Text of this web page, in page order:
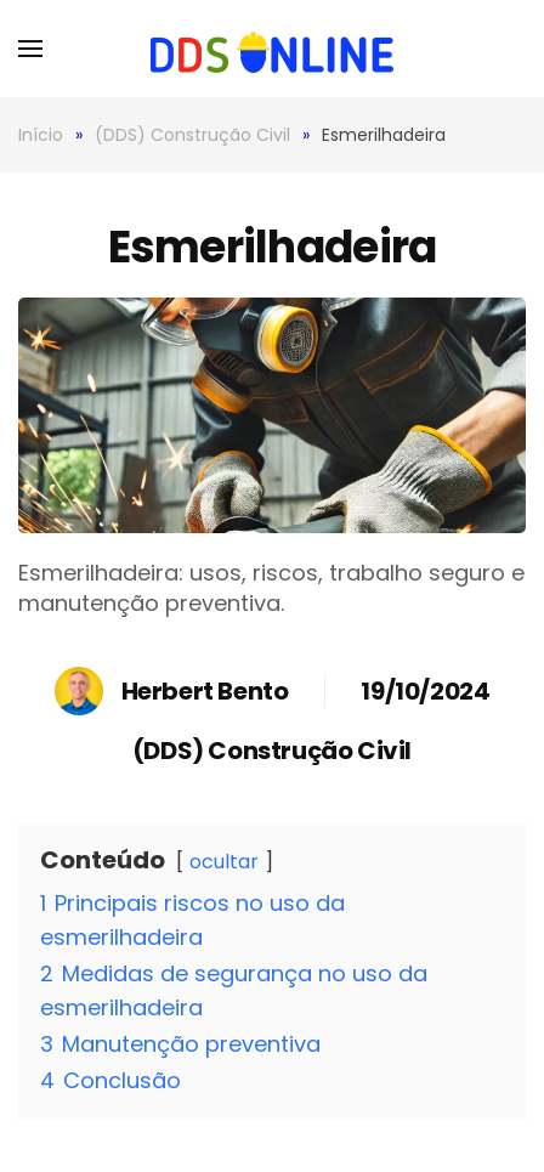
Skip to main content
Início (DDS) Construção Civil Esmerilhadeira
Esmerilhadeira
Esmerilhadeira: usos, riscos, trabalho seguro e
manutenção preventiva.
Herbert Bento
19/10/2024
(DDS) Construção Civil
Conteúdo ocultar
1 Principais riscos no uso da
esmerilhadeira
2 Medidas de segurança no uso da
esmerilhadeira
3 Manutenção preventiva
4 Conclusão